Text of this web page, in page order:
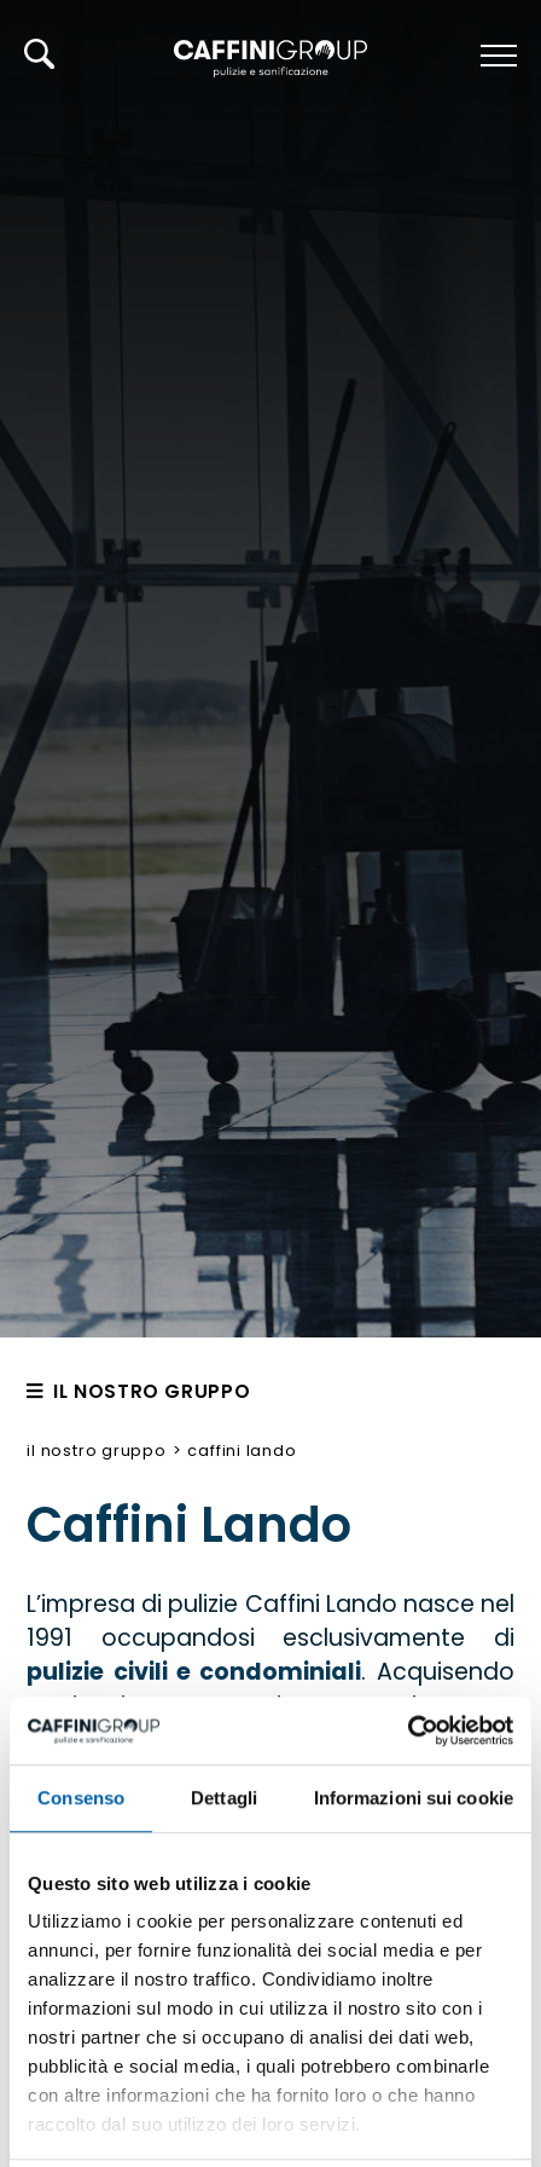
Consenso Dettagli Informazioni sui cookie
Questo sito web utilizza i cookie
Utilizziamo i cookie per personalizzare contenuti ed
annunci, per fornire funzionalità dei social media e per
analizzare il nostro traffico. Condividiamo inoltre
informazioni sul modo in cui utilizza il nostro sito con i
nostri partner che si occupano di analisi dei dati web,
pubblicità e social media, i quali potrebbero combinarle
con altre informazioni che ha fornito loro o che hanno
raccolto dal suo utilizzo dei loro servizi.
IL NOSTRO GRUPPO
Impresa di pulizie
Camar Cleaning
il nostro gruppo > caffini lando
Caffini Lando
L’impresa di pulizie Caffini Lando nasce nel
1991 occupandosi esclusivamente di
pulizie civili e condominiali. Acquisendo
ogni giorno maggiore esperienza e
qualificazione, ha diretto i propri sforzi
verso settori più diversificati e
professionali, specializzandosi inpulizie
industrialie neltrattamento delle
superfici. La ricerca di prodotti certificati,
l’uso di attrezzature all’avanguardia, una
Proprietà attenta e sempre in prima linea,
sono i motivi di una crescita che ci ha
portato ad una dimensione di tipo
industriale.
Il continuo sviluppo dell’azienda ci ha